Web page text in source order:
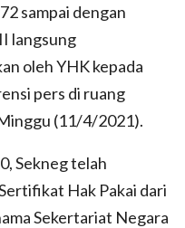
sampai dengan
langsung
oleh YHK kepada
pers di ruang
(11/4/2021).
Sekneg telah
Hak Pakai dari
Sekertariat Negara